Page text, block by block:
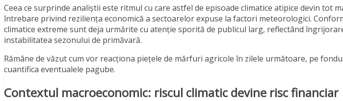
Ceea ce surprinde analiștii este ritmul cu care astfel de episoade climatice atipice devin tot
întrebare privind reziliența economică a sectoarelor expuse la factori meteorologici.
climatice extreme sunt deja urmărite cu atenție sporită de publicul larg, reflectând
instabilitatea sezonului de primăvară.
Rămâne de văzut cum vor reacționa piețele de mărfuri agricole în zilele următoare, pe
cuantifica eventualele pagube.
Contextul macroeconomic: riscul climatic devine risc financiar